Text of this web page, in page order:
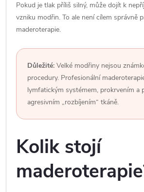
Pokud je tlak příliš silný, může dojít k
vzniku modřin. To ale není cílem správně
maderoterapie.
Důležité: Velké modřiny nejsou
procedury. Profesionální
lymfatickým systémem, prokrvením a
agresivním „rozbíjením“ tkáně.
Kolik stojí